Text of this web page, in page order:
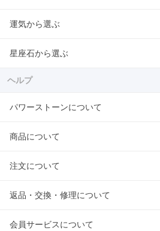
運気から選ぶ
星座石から選ぶ
ヘルプ
パワーストーンについて
商品について
注文について
返品・交換・修理について
会員サービスについて